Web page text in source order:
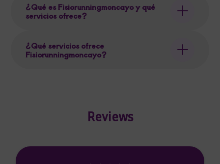
¿Qué es Fisiorunningmoncayo y qué
servicios ofrece?
¿Qué servicios ofrece
Fisiorunningmoncayo?
Reviews